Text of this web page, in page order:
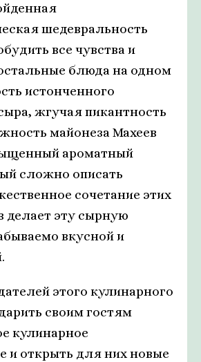
шедевральность
все чувства и
блюда на одном
истонченного
жгучая пикантность
майонеза Махеев
ароматный
сложно описать
сочетание этих
делает эту сырную
вкусной и
этого кулинарного
своим гостям
кулинарное
и открыть для них новые